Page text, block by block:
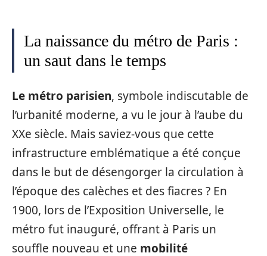
La naissance du métro de Paris :
un saut dans le temps
Le métro parisien, symbole indiscutable de
l’urbanité moderne, a vu le jour à l’aube du
XXe siècle. Mais saviez-vous que cette
infrastructure emblématique a été conçue
dans le but de désengorger la circulation à
l’époque des calèches et des fiacres ? En
1900, lors de l’Exposition Universelle, le
métro fut inauguré, offrant à Paris un
souffle nouveau et une mobilité